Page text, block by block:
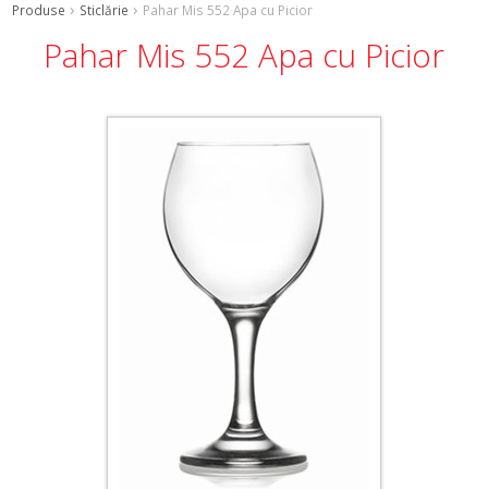
Produse Sticlărie Pahar Mis 552 Apa cu Picior
Pahar Mis 552 Apa cu Picior